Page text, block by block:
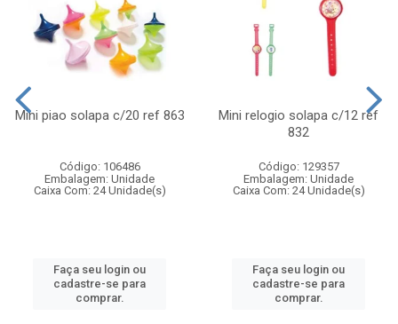
Mini piao solapa c/20 ref 863
Código: 106486
Embalagem: Unidade
Caixa Com: 24 Unidade(s)
Faça seu login ou
cadastre-se para
comprar.
Mini relogio solapa c/12 ref
832
Código: 129357
Embalagem: Unidade
Caixa Com: 24 Unidade(s)
Faça seu login ou
cadastre-se para
comprar.